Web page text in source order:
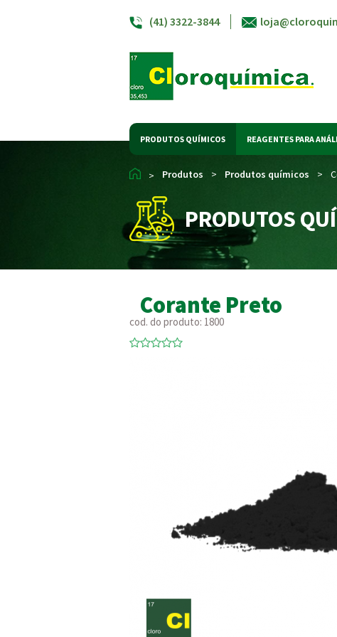
(41) 3322-3844
PRODUTOS QUÍMICOS REAGENTES PARA
> Produtos > Produtos químicos >
PRODUTOS
Corante Preto
cod. do produto: 1800